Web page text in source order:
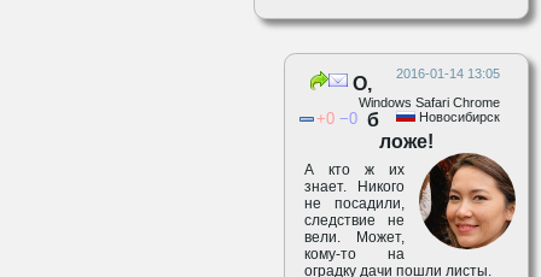
2016-01-14 13:05
Windows Safari Chrome
Новосибирск
0 0
О,
б
ложе!
А кто ж их
знает. Никого
не посадили,
следствие не
вели. Может,
кому-то на
оградку дачи пошли листы.